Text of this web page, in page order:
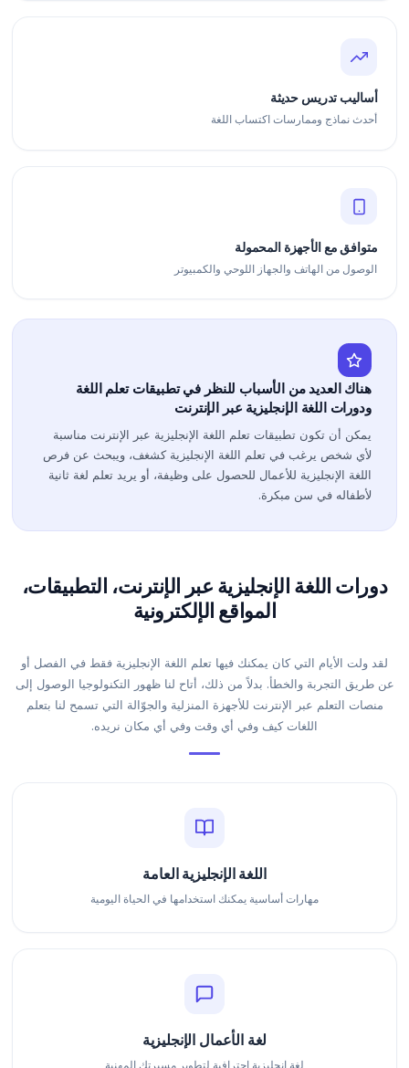
أساليب تدريس حديثة
أحدث نماذج وممارسات اكتساب اللغة
متوافق مع الأجهزة المحمولة
الوصول من الهاتف والجهاز اللوحي والكمبيوتر
هناك العديد من الأسباب للنظر في تطبيقات تعلم اللغة
ودورات اللغة الإنجليزية عبر الإنترنت
يمكن أن تكون تطبيقات تعلم اللغة الإنجليزية عبر الإنترنت مناسبة
لأي شخص يرغب في تعلم اللغة الإنجليزية كشغف، ويبحث عن فرص
اللغة الإنجليزية للأعمال للحصول على وظيفة، أو يريد تعلم لغة ثانية
لأطفاله في سن مبكرة.
دورات اللغة الإنجليزية عبر الإنترنت، التطبيقات،
المواقع الإلكترونية
لقد ولت الأيام التي كان يمكنك فيها تعلم اللغة الإنجليزية فقط في الفصل أو
عن طريق التجربة والخطأ. بدلاً من ذلك، أتاح لنا ظهور التكنولوجيا الوصول إلى
منصات التعلم عبر الإنترنت للأجهزة المنزلية والجوّالة التي تسمح لنا بتعلم
اللغات كيف وفي أي وقت وفي أي مكان نريده.
اللغة الإنجليزية العامة
مهارات أساسية يمكنك استخدامها في الحياة اليومية
لغة الأعمال الإنجليزية
لغة إنجليزية احترافية لتطوير مسيرتك المهنية